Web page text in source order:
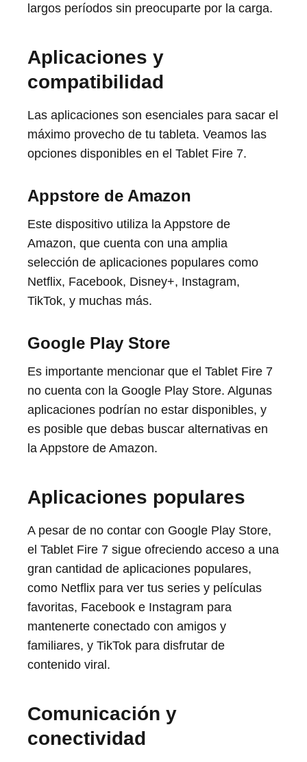
largos períodos sin preocuparte por la carga.
Aplicaciones y
compatibilidad
Las aplicaciones son esenciales para sacar el
máximo provecho de tu tableta. Veamos las
opciones disponibles en el Tablet Fire 7.
Appstore de Amazon
Este dispositivo utiliza la Appstore de
Amazon, que cuenta con una amplia
selección de aplicaciones populares como
Netflix, Facebook, Disney+, Instagram,
TikTok, y muchas más.
Google Play Store
Es importante mencionar que el Tablet Fire 7
no cuenta con la Google Play Store. Algunas
aplicaciones podrían no estar disponibles, y
es posible que debas buscar alternativas en
la Appstore de Amazon.
Aplicaciones populares
A pesar de no contar con Google Play Store,
el Tablet Fire 7 sigue ofreciendo acceso a una
gran cantidad de aplicaciones populares,
como Netflix para ver tus series y películas
favoritas, Facebook e Instagram para
mantenerte conectado con amigos y
familiares, y TikTok para disfrutar de
contenido viral.
Comunicación y
conectividad